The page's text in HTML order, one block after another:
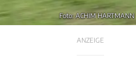
Foto: ACHIM HARTMANN
ANZEIGE